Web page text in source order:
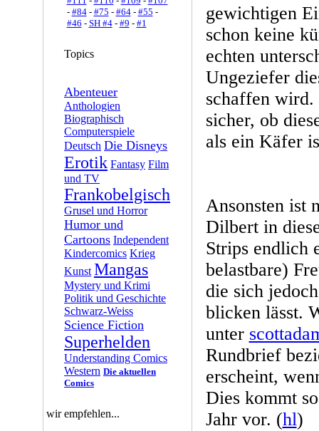
- #84- #75 - #64- #55 -
#46 - SH #4- #9 - #1
Topics
Abenteuer
Anthologien
Biographisch
Computerspiele
Deutsch Die Disneys
Erotik Fantasy Film
und TV
Frankobelgisch
Grusel und Horror
Humor und
Cartoons Independent
Kindercomics Krieg
Kunst Mangas
Mystery und Krimi
Politik und Geschichte
Schwarz-Weiss
Science Fiction
Superhelden
Understanding Comics
Western Die aktuellen
Comics
wir empfehlen...
gewichtigen
schon keine
echten
Ungeziefer
schaffen
sicher, ob
als ein Käfer
Ansonsten ist
Dilbert in
Strips endlich
belastbare)
die sich
blicken lässt.
unter
Rundbrief
erscheint,
Dies kommt
Jahr vor. (hl)